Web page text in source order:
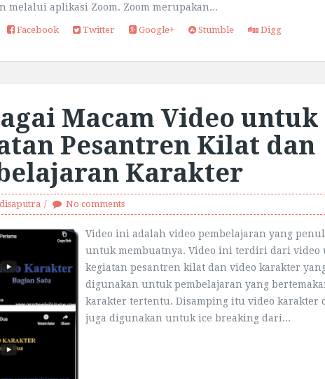
melalui aplikasi Zoom. Zoom merupakan...
Facebook Twitter Google+ Stumble Digg
Macam Video untuk
Pesantren Kilat dan
Karakter
No comments
Video ini adalah video pembelajaran yang
untuk membuatnya. Video ini terdiri dari video
kegiatan pesantren kilat dan video karakter
digunakan untuk pembelajaran yang
karakter tertentu. Disamping itu video karakter
juga digunakan untuk ice breaking dari...